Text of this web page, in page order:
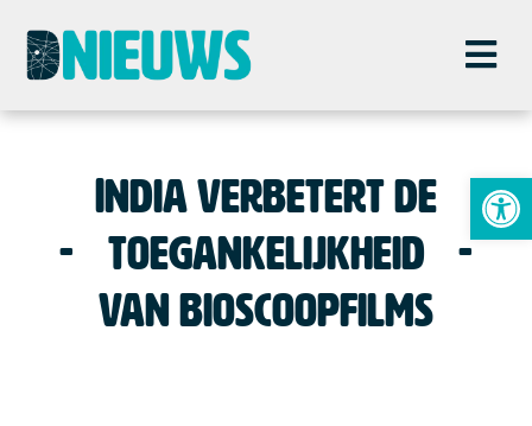
India verbetert de
toegankelijkheid
van bioscoopfilms